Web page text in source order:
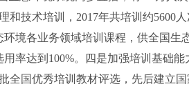
技术培训，2017年共培训约5600
境各业务领域培训课程，供全国生
率达到100%。四是加强培训基础
全国优秀培训教材评选，先后建立